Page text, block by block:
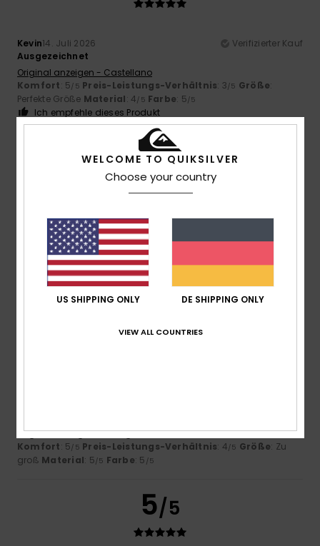
Kevin14. Juli 2026
Verifizierter Kauf
Ausgezeichnet
Original anzeigen - Castellano
Komfort: 5/5 Preis-Leistungs-Verhältnis: 3/5 Größe:
Perfekte Größe Material: 4/5 Farbe: 5/5
Ich empfehle dieses Produkt
4/5
12. Juli 2026
Nach den bereitgestellten Fotos
Original anzeigen - Dutch
Komfort: 4/5 Preis-Leistungs-Verhältnis: 5/5 Größe:
Perfekte GrößeMaterial: 4/5 Farbe
4/5
Original anzeigen - Português
Komfort: 5/5 Preis-Leistungs-Verhältnis: 4/5 Größe: Zu
groß Material: 5/5 Farbe: 5 /5
5/5
WELCOME TO QUIKSILVER
Choose your country
US SHIPPING ONLY DE SHIPPING ONLY
VIEW ALL COUNTRIES